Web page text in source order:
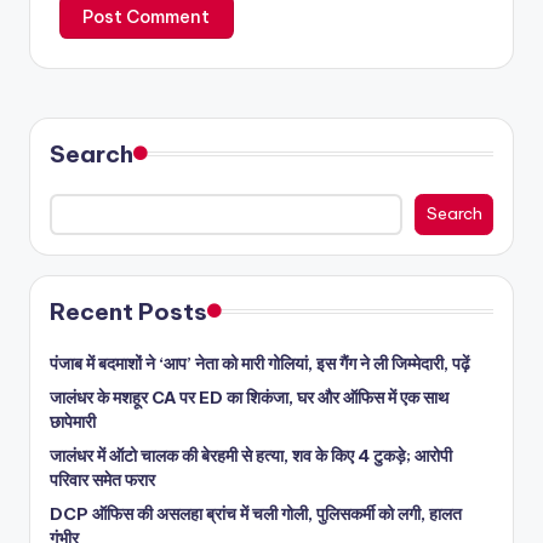
Search
Search
Recent Posts
पंजाब में बदमाशों ने ‘आप’ नेता को मारी गोलियां, इस गैंग ने ली जिम्मेदारी, पढ़ें
जालंधर के मशहूर CA पर ED का शिकंजा, घर और ऑफिस में एक साथ
छापेमारी
जालंधर में ऑटो चालक की बेरहमी से हत्या, शव के किए 4 टुकड़े; आरोपी
परिवार समेत फरार
DCP ऑफिस की असलहा ब्रांच में चली गोली, पुलिसकर्मी को लगी, हालत
गंभीर